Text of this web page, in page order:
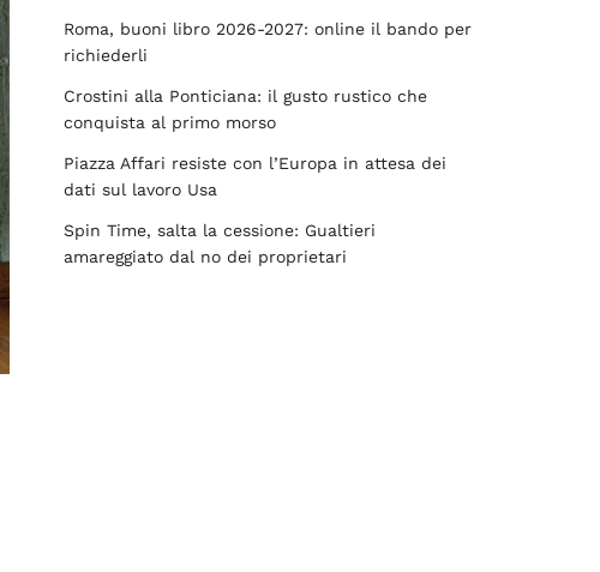
Roma, buoni libro 2026-2027: online il bando per
richiederli
Crostini alla Ponticiana: il gusto rustico che
conquista al primo morso
Piazza Affari resiste con l’Europa in attesa dei
dati sul lavoro Usa
Spin Time, salta la cessione: Gualtieri
amareggiato dal no dei proprietari